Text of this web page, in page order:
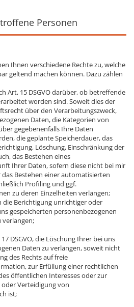
Personen
Ihnen verschiedene Rechte zu, welche
geltend machen können. Dazu zählen
Art, 15 DSGVO darüber, ob betreffende
worden sind. Soweit dies der
über den Verarbeitungszweck,
Daten, die Kategorien von
gegebenenfalls Ihre Daten
die geplante Speicherdauer, das
Löschung, Einschränkung der
das Bestehen eines
Ihrer Daten, sofern diese nicht bei mir
Bestehen einer automatisierten
Profiling und ggf.
zu deren Einzelheiten verlangen;
die Berichtigung unrichtiger oder
gespeicherten personenbezogenen
verlangen;
DSGVO, die Löschung Ihrer bei uns
Daten zu verlangen, soweit nicht
des Rechts auf freie
zur Erfüllung einer rechtlichen
öffentlichen Interesses oder zur
Verteidigung von
ist;